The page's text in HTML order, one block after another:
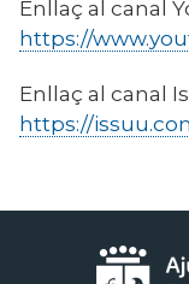
Enllaç al canal
https://
Enllaç al canal
https://